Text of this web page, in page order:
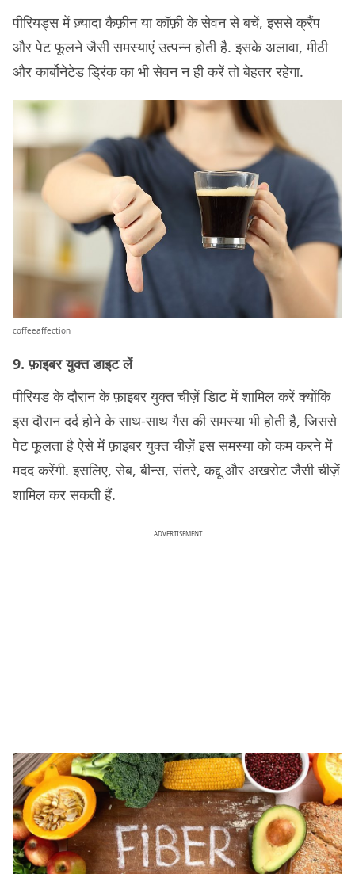
पीरियड्स में ज़्यादा कैफ़ीन या कॉफ़ी के सेवन से बचें, इससे क्रैंप
और पेट फूलने जैसी समस्याएं उत्पन्न होती है. इसके अलावा, मीठी
और कार्बोनेटेड ड्रिंक का भी सेवन न ही करें तो बेहतर रहेगा.
coffeeaffection
9. फ़ाइबर युक्त डाइट लें
पीरियड के दौरान के फ़ाइबर युक्त चीज़ें डािट में शामिल करें क्योंकि
इस दौरान दर्द होने के साथ-साथ गैस की समस्या भी होती है, जिससे
पेट फूलता है ऐसे में फ़ाइबर युक्त चीज़ें इस समस्या को कम करने में
मदद करेंगी. इसलिए, सेब, बीन्स, संतरे, कद्दू और अखरोट जैसी चीज़ें
शामिल कर सकती हैं.
ADVERTISEMENT